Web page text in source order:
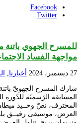
Facebook
Twitter
للمسرح الجهوي
مواجهة الفساد
27 ديسمبر، 2024 أخبارنا,
شارك المسرح الجهويّ
المسابقة الرّسميّة
المحترف، نصّ وحــيد
العرض، موسيقى رفيــق